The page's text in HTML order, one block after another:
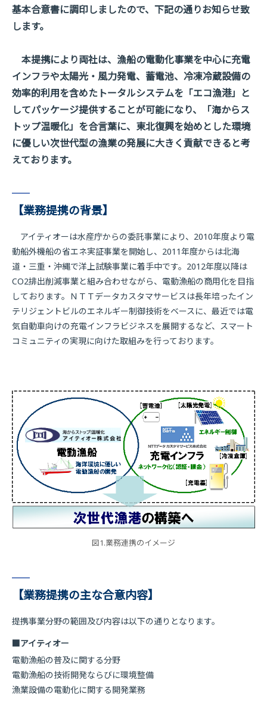
基本合意書に調印しましたので、下記の通りお知らせ致
します。
本提携により両社は、漁船の電動化事業を中心に充電
インフラや太陽光・風力発電、蓄電池、冷凍冷蔵設備の
効率的利用を含めたトータルシステムを「エコ漁港」と
してパッケージ提供することが可能になり、「海からス
トップ温暖化」を合言葉に、東北復興を始めとした環境
に優しい次世代型の漁業の発展に大きく貢献できると考
えております。
【業務提携の背景】
アイティオーは水産庁からの委託事業により、2010年度より電
動船外機船の省エネ実証事業を開始し、2011年度からは北海
道・三重・沖縄で洋上試験事業に着手中です。2012年度以降は
CO2排出削減事業と組み合わせながら、電動漁船の商用化を目指
しております。ＮＴＴデータカスタマサービスは長年培ったイン
テリジェントビルのエネルギー制御技術をベースに、最近では電
気自動車向けの充電インフラビジネスを展開するなど、スマート
コミュニティの実現に向けた取組みを行っております。
図1.業務連携のイメージ
【業務提携の主な合意内容】
提携事業分野の範囲及び内容は以下の通りとなります。
■アイティオー
電動漁船の普及に関する分野
電動漁船の技術開発ならびに環境整備
漁業設備の電動化に関する開発業務